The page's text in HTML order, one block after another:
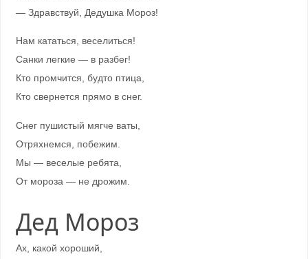
— Здравствуй, Дедушка Мороз!
Нам кататься, веселиться!
Санки легкие — в разбег!
Кто промчится, будто птица,
Кто свернется прямо в снег.
Снег пушистый мягче ваты,
Отряхнемся, побежим.
Мы — веселые ребята,
От мороза — не дрожим.
Дед Мороз
Ах, какой хороший,